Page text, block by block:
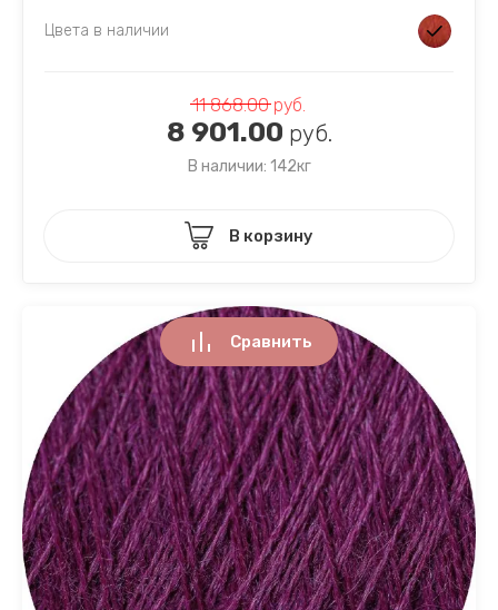
Цвета в наличии
11 868.00руб.
8 901.00 руб.
В наличии: 142кг
В корзину
Сравнить